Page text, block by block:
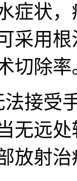
症状
采用
切除率
受手
无远
放射治